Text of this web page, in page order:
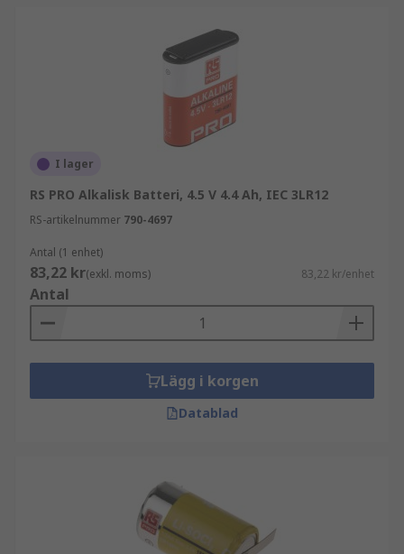
I lager
RS PRO Alkalisk Batteri, 4.5 V 4.4 Ah, IEC 3LR12
RS-artikelnummer 790-4697
Antal (1 enhet)
83,22 kr(exkl. moms) 83,22 kr/enhet
Antal
Lägg i korgen
Datablad